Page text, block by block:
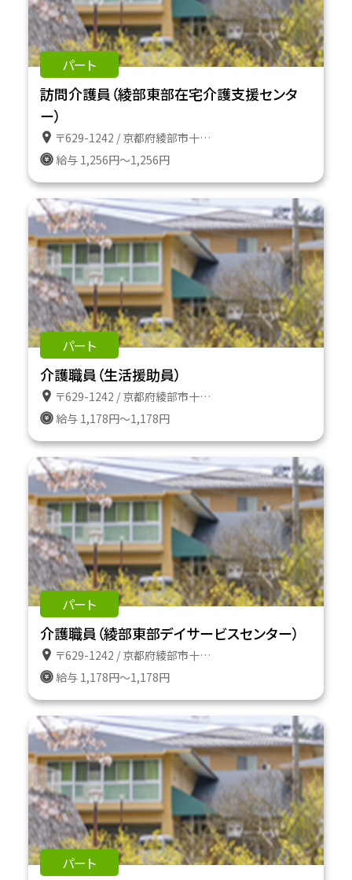
パート
訪問介護員（綾部東部在宅介護支援センタ
ー）
〒629-1242 / 京都府綾部市十倉名畑町久瀬谷２番地
給与 1,256円～1,256円
パート
介護職員（生活援助員）
〒629-1242 / 京都府綾部市十倉名畑町久瀬谷２番地
給与 1,178円～1,178円
パート
介護職員（綾部東部デイサービスセンター）
〒629-1242 / 京都府綾部市十倉名畑町久瀬谷２番地
給与 1,178円～1,178円
パート